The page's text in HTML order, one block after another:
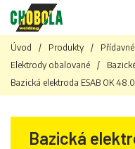
Úvod / Produkty /
Elektrody obalované
/
Bazická elektroda ESAB OK
Bazická